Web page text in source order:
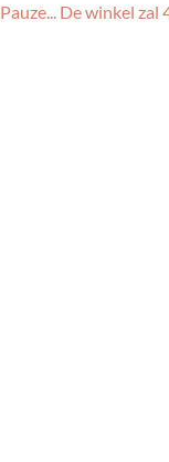
Pauze... De winkel zal